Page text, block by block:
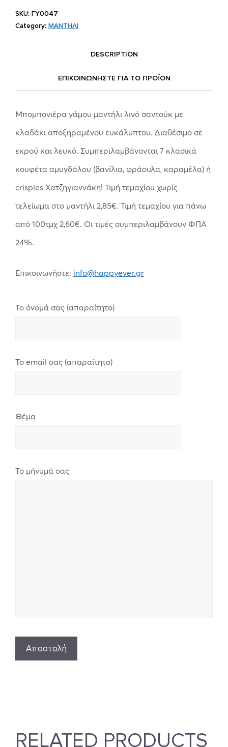
SKU: ΓΥ0047
Category: ΜΑΝΤΗΛΙ
DESCRIPTION
ΕΠΙΚΟΙΝΩΝΗΣΤΕ ΓΙΑ ΤΟ ΠΡΟΪOΝ
Μπομπονιέρα γάμου μαντήλι λινό σαντούκ με
κλαδάκι αποξηραμένου ευκάλυπτου. Διαθέσιμο σε
εκρού και λευκό. Συμπεριλαμβάνονται 7 κλασικά
κουφέτα αμυγδάλου (βανίλια, φράουλα, καραμέλα) ή
crispies Χατζηγιαννάκη! Τιμή τεμαχίου χωρίς
τελείωμα στο μαντήλι 2,85€. Τιμή τεμαχίου για πάνω
από 100τμχ 2,60€. Οι τιμές συμπεριλαμβάνουν ΦΠΑ
24%.
Επικοινωνήστε: info@happyever.gr
Το όνομά σας (απαραίτητο)
Το email σας (απαραίτητο)
Θέμα
Το μήνυμά σας
RELATED PRODUCTS